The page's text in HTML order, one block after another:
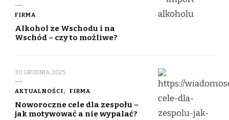
FIRMA
Alkohol ze Wschodu i na
Wschód – czy to możliwe?
30 GRUDNIA, 2025
AKTUALNOŚCI FIRMA
Noworoczne cele dla zespołu –
jak motywować a nie wypalać?